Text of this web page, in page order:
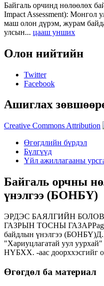
Байгаль орчинд нөлөөлөх
Impact Assessment): Монгол
маш олон дүрэм, журам
улсын... цааш унших
Олон нийтийн
Twitter
Facebook
Ашиглах
Creative Commons Attribution
Өгөгдлийн бүрдэл
Бүлгүүд
Үйл ажиллагааны
Байгаль орчны
үнэлгээ (БОНБҮ)
ЭРДЭС БАЯЛГИЙН
ГАЗРЫН ТОСНЫ ГАЗАРPage
байдлын үнэлгээ
"Хариуцлагатай уул
НҮБХХ. -аас доорххэсгийг
Өгөгдөл ба материал